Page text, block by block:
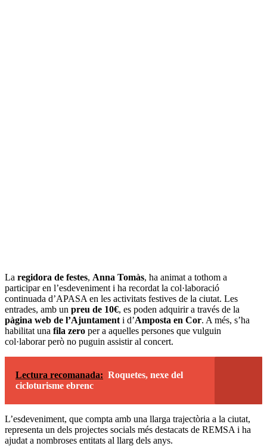
La regidora de festes, Anna Tomàs, ha animat a tothom a
participar en l’esdeveniment i ha recordat la col·laboració
continuada d’APASA en les activitats festives de la ciutat. Les
entrades, amb un preu de 10€, es poden adquirir a través de la
pàgina web de l’Ajuntament i d’Amposta en Cor. A més, s’ha
habilitat una fila zero per a aquelles persones que vulguin
col·laborar però no puguin assistir al concert.
Lectura recomanada: Roquetes, nexe del
cicloturisme ebrenc
L’esdeveniment, que compta amb una llarga trajectòria a la ciutat,
representa un dels projectes socials més destacats de REMSA i ha
ajudat a nombroses entitats al llarg dels anys.